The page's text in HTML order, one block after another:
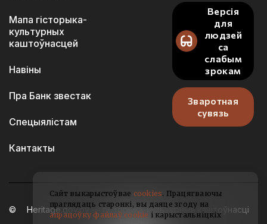
Мапа гісторыка-
культурных
каштоўнасцей
Навіны
Пра Банк звестак
Спецыялістам
Кантакты
Версія
для
людзей
са
слабым
зрокам
Зваротная
сувязь
Heritage.gov.by — гісторыка-культурныя каштоўнасці
Беларусі
Сайт выкарыстоўвае cookies. Працягваючы
праглядаць старонкі, вы даяце згоду на
апрацоўку файлаў cookie і карыстальніцкіх